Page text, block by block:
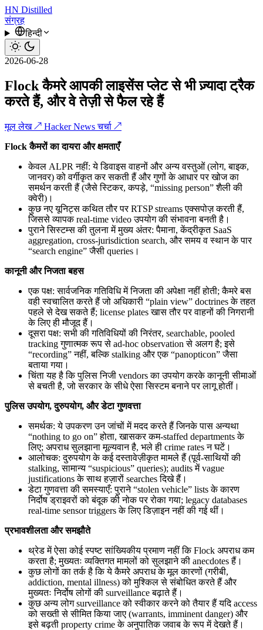
HN Distilled
संग्रह
हिन्दी
2026-06-28
Flock कैमरे आपकी लाइसेंस प्लेट से भी ज़्यादा ट्रैक
करते हैं, और वे तेज़ी से फैल रहे हैं
मूल लेख ↗ Hacker News चर्चा ↗
Flock कैमरों का दायरा और क्षमताएँ
केवल ALPR नहीं: ये डिवाइस वाहनों और अन्य वस्तुओं (लोग, बाइक,
जानवर) को वर्गीकृत कर सकती हैं और गुणों के आधार पर खोज का
समर्थन करती हैं (जैसे स्टिकर, कपड़े, “missing person” शैली की
क्वेरी)।
कुछ नए यूनिट्स कथित तौर पर RTSP streams एक्सपोज़ करती हैं,
जिससे व्यापक real-time video उपयोग की संभावना बनती है।
पुराने सिस्टम्स की तुलना में मुख्य अंतर: पैमाना, केंद्रीकृत SaaS
aggregation, cross-jurisdiction search, और समय व स्थान के पार
“search engine” जैसी queries।
कानूनी और निजता बहस
एक पक्ष: सार्वजनिक गतिविधि में निजता की अपेक्षा नहीं होती; कैमरे बस
वही स्वचालित करते हैं जो अधिकारी “plain view” doctrines के तहत
पहले से देख सकते हैं; license plates खास तौर पर वाहनों की निगरानी
के लिए ही मौजूद हैं।
दूसरा पक्ष: सभी की गतिविधियों की निरंतर, searchable, pooled
tracking गुणात्मक रूप से ad-hoc observation से अलग है; इसे
“recording” नहीं, बल्कि stalking और एक “panopticon” जैसा
बताया गया।
चिंता यह है कि पुलिस निजी vendors का उपयोग करके कानूनी सीमाओं
से बचती है, जो सरकार के सीधे ऐसा सिस्टम बनाने पर लागू होतीं।
पुलिस उपयोग, दुरुपयोग, और डेटा गुणवत्ता
समर्थक: ये उपकरण उन जांचों में मदद करते हैं जिनके पास अन्यथा
“nothing to go on” होता, खासकर कम-staffed departments के
लिए; अपराध सुलझाना मूल्यवान है, भले ही crime rates न घटें।
आलोचक: दुरुपयोग के कई दस्तावेज़ीकृत मामले हैं (पूर्व-साथियों की
stalking, सामान्य “suspicious” queries); audits में vague
justifications के साथ हज़ारों searches दिखे हैं।
डेटा गुणवत्ता की समस्याएँ: पुराने “stolen vehicle” lists के कारण
निर्दोष ड्राइवरों को बंदूक की नोक पर रोका गया; legacy databases
real-time sensor triggers के लिए डिज़ाइन नहीं की गई थीं।
प्रभावशीलता और समझौते
थ्रेड में ऐसा कोई स्पष्ट सांख्यिकीय प्रमाण नहीं कि Flock अपराध कम
करता है; मुख्यतः व्यक्तिगत मामलों को सुलझाने की anecdotes हैं।
कुछ लोगों का तर्क है कि ये कैमरे अपराध के मूल कारणों (गरीबी,
addiction, mental illness) को मुश्किल से संबोधित करते हैं और
मुख्यतः निर्दोष लोगों की surveillance बढ़ाते हैं।
कुछ अन्य लोग surveillance को स्वीकार करने को तैयार हैं यदि access
को सख्ती से सीमित किया जाए (warrants, imminent danger) और
इसे बढ़ती property crime के अनुपातिक जवाब के रूप में देखते हैं।